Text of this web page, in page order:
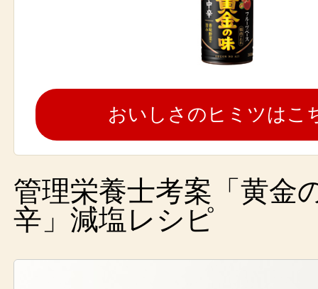
おいしさのヒミツはこ
管理栄養士考案「黄
辛」減塩レシピ